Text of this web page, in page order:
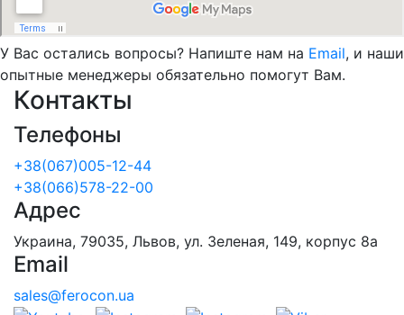
У Вас остались вопросы? Напиште нам на Email, и наши
опытные менеджеры обязательно помогут Вам.
Контакты
Телефоны
+38(067)005-12-44
+38(066)578-22-00
Адрес
Украина, 79035, Львов, ул. Зеленая, 149, корпус 8а
Email
sales@ferocon.ua